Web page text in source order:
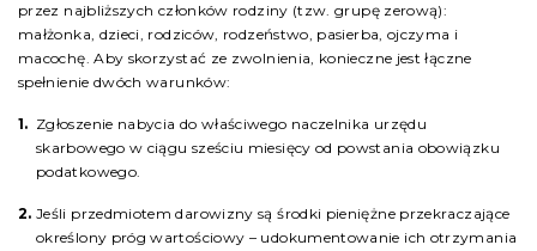
przez najbliższych członków rodziny (tzw. grupę zerową):
małżonka, dzieci, rodziców, rodzeństwo, pasierba, ojczyma i
macochę. Aby skorzystać ze zwolnienia, konieczne jest łączne
spełnienie dwóch warunków:
Zgłoszenie nabycia do właściwego naczelnika urzędu
skarbowego w ciągu sześciu miesięcy od powstania obowiązku
podatkowego.
Jeśli przedmiotem darowizny są środki pieniężne przekraczające
określony próg wartościowy – udokumentowanie ich otrzymania